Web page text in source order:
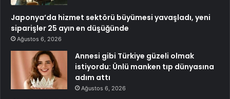
Japonya’da hizmet sektörü büyümesi yavaşladı, yeni
siparişler 25 ayın en düşüğünde
Ağustos 6, 2026
Annesi gibi Türkiye güzeli olmak
istiyordu: Ünlü manken tıp dünyasına
adım attı
Ağustos 6, 2026